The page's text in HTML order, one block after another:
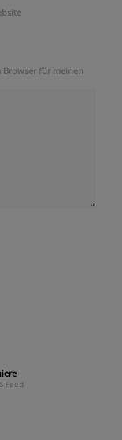
Browser für meinen
Feed